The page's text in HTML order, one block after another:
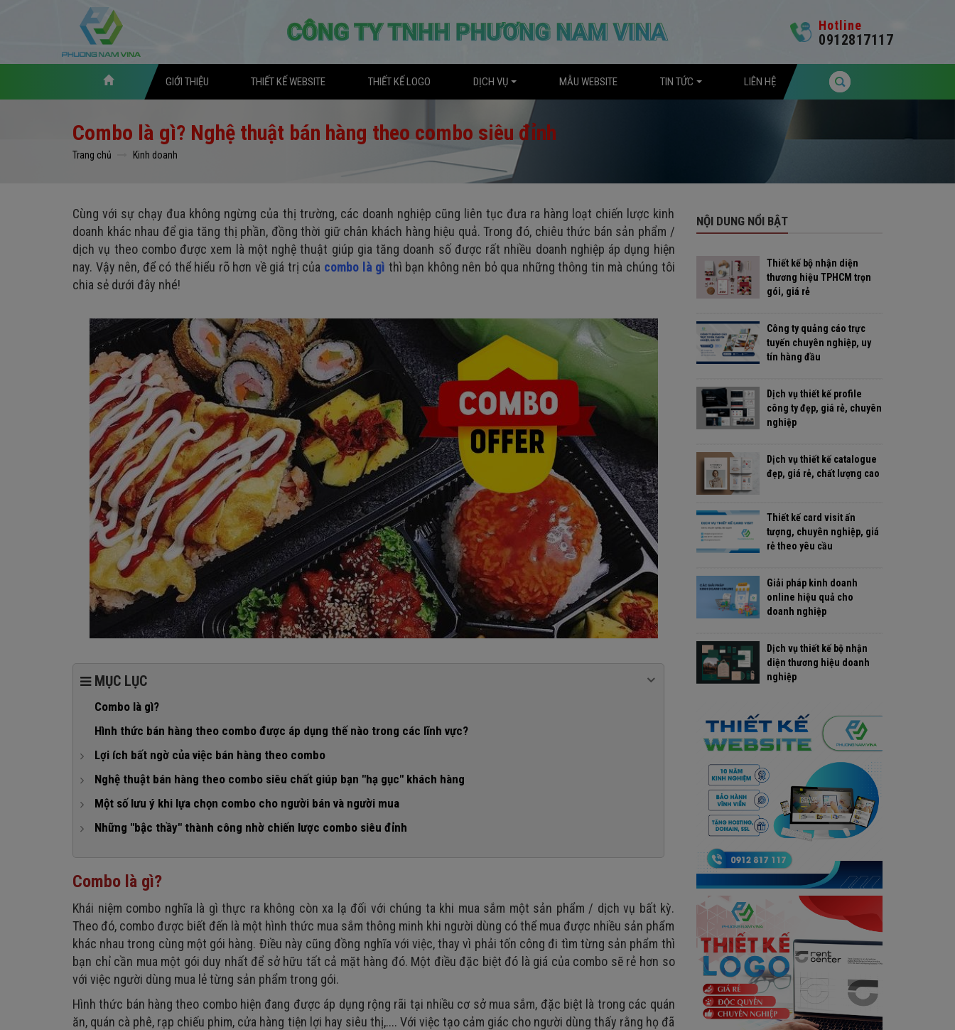
Hotline
0912817117
GIỚI THIỆU THIẾT KẾ WEBSITE THIẾT KẾ LOGO DỊCH VỤ MẪU WEBSITE TIN TỨC LIÊN HỆ
Combo là gì? Nghệ thuật bán hàng theo combo siêu đỉnh
Trang chủ Kinh doanh
Cùng với sự chạy đua không ngừng của thị trường, các doanh nghiệp cũng liên tục đưa ra hàng loạt chiến lược kinh
doanh khác nhau để gia tăng thị phần, đồng thời giữ chân khách hàng hiệu quả. Trong đó, chiêu thức bán sản phẩm /
dịch vụ theo combo được xem là một nghệ thuật giúp gia tăng doanh số được rất nhiều doanh nghiệp áp dụng hiện
nay. Vậy nên, để có thể hiểu rõ hơn về giá trị của combo là gì thì bạn không nên bỏ qua những thông tin mà chúng tôi
chia sẻ dưới đây nhé!
MỤC LỤC
Combo là gì?
Hình thức bán hàng theo combo được áp dụng thế nào trong các lĩnh vực?
Lợi ích bất ngờ của việc bán hàng theo combo
1. Đối với người bán
2. Đối với khách hàng
Nghệ thuật bán hàng theo combo siêu chất giúp bạn "hạ gục" khách hàng
1. Đánh thật mạnh vào tâm lý tiết kiệm
2. Combo sản phẩm đáp ứng nhu cầu khách hàng
5. Bán thêm combo tại quầy thanh toán
Một số lưu ý khi lựa chọn combo cho người bán và người mua
1. Lưu ý khi sử dụng combo dành cho chủ cửa hàng
Những "bậc thầy" thành công nhờ chiến lược combo siêu đỉnh
2. Chiến lược bán hàng theo combo của Netflix
Combo là gì?
Khái niệm combo nghĩa là gì thực ra không còn xa lạ đối với chúng ta khi mua sắm một sản phẩm / dịch vụ bất kỳ.
Theo đó, combo được biết đến là một hình thức mua sắm thông minh khi người dùng có thể mua được nhiều sản phẩm
khác nhau trong cùng một gói hàng. Điều này cũng đồng nghĩa với việc, thay vì phải tốn công đi tìm từng sản phẩm thì
bạn chỉ cần mua một gói duy nhất để sở hữu tất cả mặt hàng đó. Một điều đặc biệt đó là giá của combo sẽ rẻ hơn so
với việc người dùng mua lẻ từng sản phẩm trong gói.
Hình thức bán hàng theo combo hiện đang được áp dụng rộng rãi tại nhiều cơ sở mua sắm, đặc biệt là trong các quán
ăn, quán cà phê, rạp chiếu phim, cửa hàng tiện lợi hay siêu thị,.... Với việc tạo cảm giác cho người dùng thấy rằng họ đã
NỘI DUNG NỔI BẬT
Thiết kế bộ nhận diện
thương hiệu TPHCM trọn
gói, giá rẻ
Công ty quảng cáo trực
tuyến chuyên nghiệp, uy
tín hàng đầu
Dịch vụ thiết kế profile
công ty đẹp, giá rẻ, chuyên
nghiệp
Dịch vụ thiết kế catalogue
đẹp, giá rẻ, chất lượng cao
Thiết kế card visit ấn
tượng, chuyên nghiệp, giá
rẻ theo yêu cầu
Giải pháp kinh doanh
online hiệu quả cho
doanh nghiệp
Dịch vụ thiết kế bộ nhận
diện thương hiệu doanh
nghiệp